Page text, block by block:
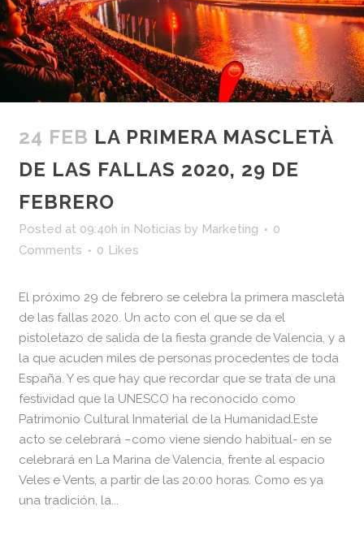
24 FEB LA PRIMERA MASCLETÀ
DE LAS FALLAS 2020, 29 DE
FEBRERO
Posted at 09:40h in Noticias by Marketing
0
Comments
0 Likes
El próximo 29 de febrero se celebra la primera mascletà
de las fallas 2020. Un acto con el que se da el
pistoletazo de salida de la fiesta grande de Valencia, y a
la que acuden miles de personas procedentes de toda
España. Y es que hay que recordar que se trata de una
festividad que la UNESCO ha reconocido como
Patrimonio Cultural Inmaterial de la Humanidad.Este
acto se celebrará –como viene siendo habitual- en se
celebrará en La Marina de Valencia, frente al espacio
Veles e Vents, a partir de las 20:00 horas. Como es ya
una tradición, la...